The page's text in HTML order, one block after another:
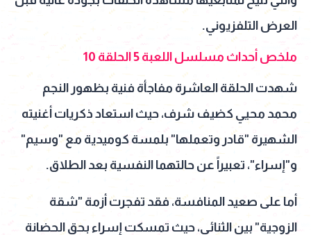
العرض التلفزيوني.
ملخص أحداث مسلسل اللعبة 5 الحلقة 10
شهدت الحلقة العاشرة مفاجأة فنية بظهور النجم
محمد محيي كضيف شرف، حيث استعاد ذكريات أغنيته
الشهيرة "قادر وتعملها" بلمسة كوميدية مع "وسيم"
و"إسراء"، تعبيراً عن حالتهما النفسية بعد الطلاق.
أما على صعيد المنافسة، فقد تفجرت أزمة "شقة
الزوجية" بين الثنائي، حيث تمسكت إسراء بحق الحضانة